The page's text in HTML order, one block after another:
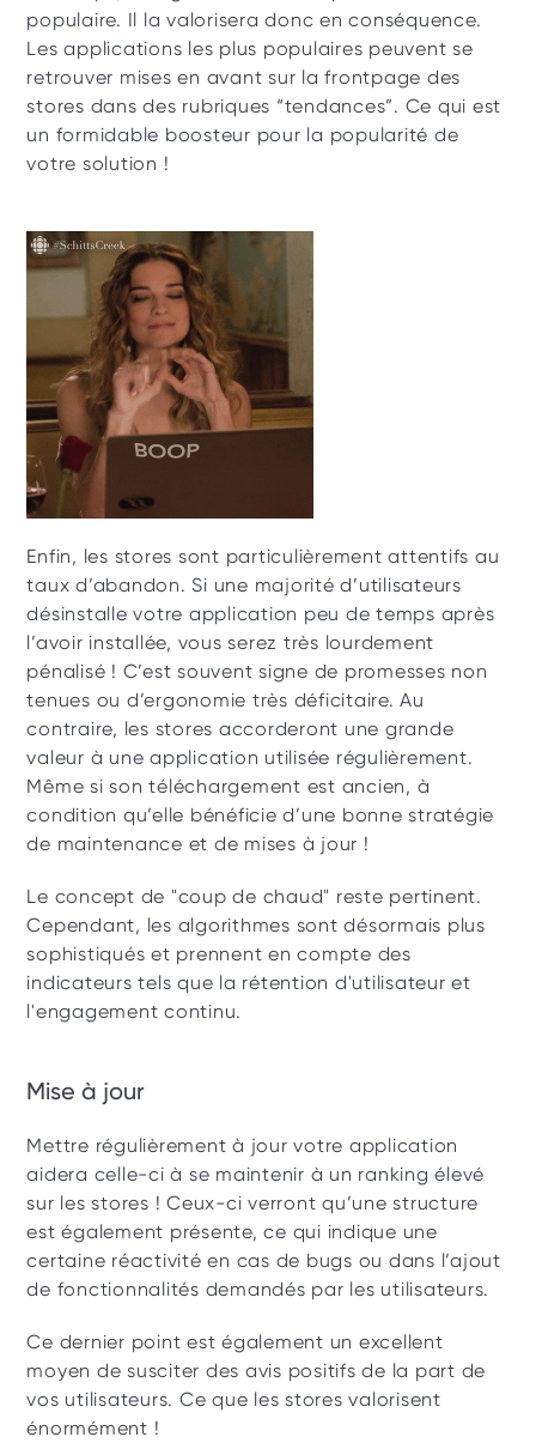
populaire. Il la valorisera donc en conséquence.
Les applications les plus populaires peuvent se
retrouver mises en avant sur la frontpage des
stores dans des rubriques “tendances”. Ce qui est
un formidable boosteur pour la popularité de
votre solution !
Enfin, les stores sont particulièrement attentifs au
taux d’abandon. Si une majorité d’utilisateurs
désinstalle votre application peu de temps après
l’avoir installée, vous serez très lourdement
pénalisé ! C’est souvent signe de promesses non
tenues ou d’ergonomie très déficitaire. Au
contraire, les stores accorderont une grande
valeur à une application utilisée régulièrement.
Même si son téléchargement est ancien, à
condition qu’elle bénéficie d’une bonne stratégie
de maintenance et de mises à jour !
Le concept de "coup de chaud" reste pertinent.
Cependant, les algorithmes sont désormais plus
sophistiqués et prennent en compte des
indicateurs tels que la rétention d'utilisateur et
l'engagement continu.
Mise à jour
Mettre régulièrement à jour votre application
aidera celle-ci à se maintenir à un ranking élevé
sur les stores ! Ceux-ci verront qu’une structure
est également présente, ce qui indique une
certaine réactivité en cas de bugs ou dans l’ajout
de fonctionnalités demandés par les utilisateurs.
Ce dernier point est également un excellent
moyen de susciter des avis positifs de la part de
vos utilisateurs. Ce que les stores valorisent
énormément !